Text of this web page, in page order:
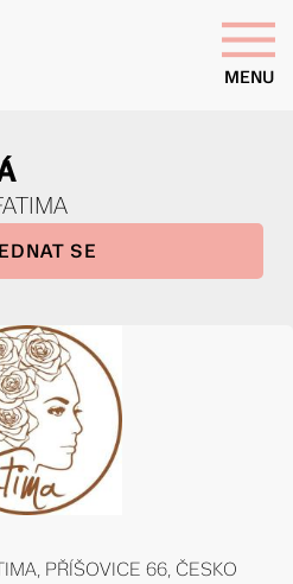
MENU
SE
PŘÍŠOVICE 66, ČESKO